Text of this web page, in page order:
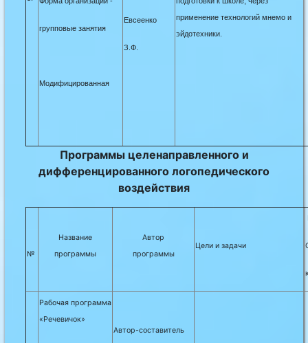
групповые занятия
Модифицированная
Евсеенко
З.Ф.
применение технологий мнемо и
эйдотехники.
Программы целенаправленного и
дифференцированного логопедического
воздействия
№
Название
программы
Автор
программы
Цели и задачи
Рабочая программа
«Речевичок»
Автор-составитель